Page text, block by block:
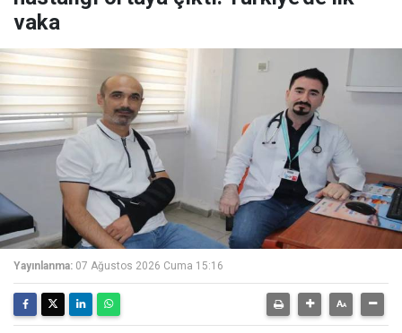
vaka
Yayınlanma: 07 Ağustos 2026 Cuma 15:16